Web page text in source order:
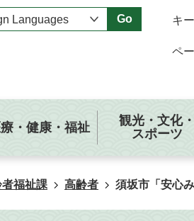
Go キ
ペ
療・健康・福祉
観光・文化・
スポーツ
福祉課 高齢者 須坂市「安心